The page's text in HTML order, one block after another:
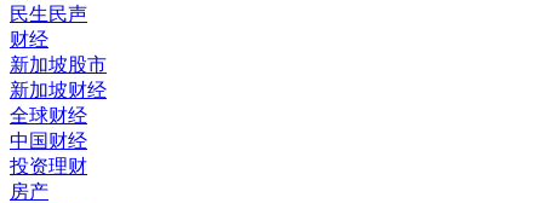
民生民声
财经
新加坡股市
新加坡财经
全球财经
中国财经
投资理财
房产